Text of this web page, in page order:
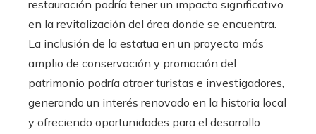
restauración podría tener un impacto significativo
en la revitalización del área donde se encuentra.
La inclusión de la estatua en un proyecto más
amplio de conservación y promoción del
patrimonio podría atraer turistas e investigadores,
generando un interés renovado en la historia local
y ofreciendo oportunidades para el desarrollo